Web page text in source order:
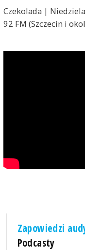
Czekolada |
92 FM (Szczecin i
Zapowiedzi
Podcasty